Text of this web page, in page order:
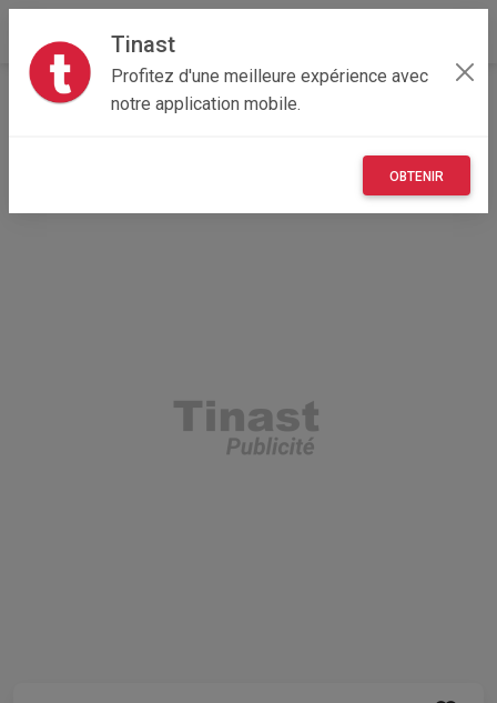
Tinast
Profitez d'une meilleure expérience avec
notre application mobile.
OBTENIR
Accueil
Maisons et enfants